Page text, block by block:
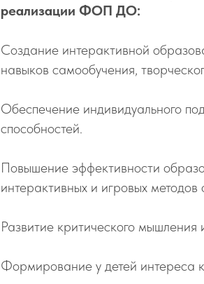
реализации ФОП ДО:
Создание интерактивной
навыков самообучения,
Обеспечение индивидуального
способностей.
Повышение эффективности
интерактивных и игровых методов
Развитие критического
Формирование у детей интереса